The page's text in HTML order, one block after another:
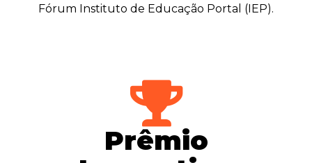
Fórum Instituto de Educação Portal (IEP).
Prêmio